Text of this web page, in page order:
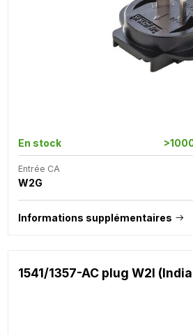
En stock
Entrée CA
W2G
Informations supplémentaires
1541/1357-AC plug W2I